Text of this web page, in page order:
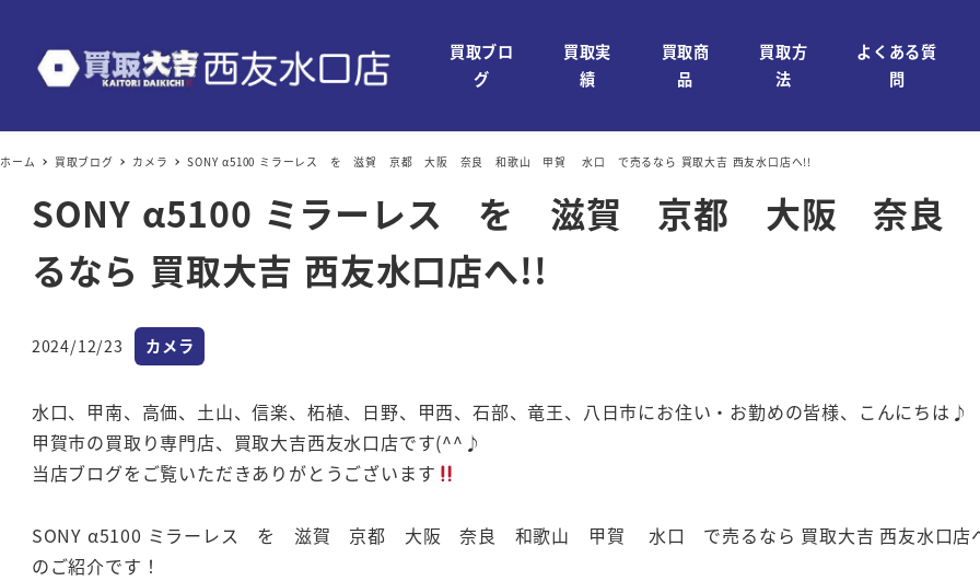
買取ブロ
グ
買取実
績
買取商
品
買取方
法
よくある質
問
ホーム 買取ブログ カメラ SONY α5100 ミラーレス を 滋賀 京都 大阪 奈良 和歌山 甲賀 水口 で売るなら 買取大吉 西友水口店へ!!
SONY α5100 ミラーレス を 滋賀 京都 大阪 奈
るなら 買取大吉 西友水口店へ!!
投稿日
2024/12/23 カテゴリー
カメラ
水口、甲南、高価、土山、信楽、柘植、日野、甲西、石部、竜王、八日市にお住い・お勤めの皆様、こんにちは♪
甲賀市の買取り専門店、買取大吉西友水口店です(^^♪
当店ブログをご覧いただきありがとうございます
SONY α5100 ミラーレス を 滋賀 京都 大阪 奈良 和歌山 甲賀 水口 で売るなら 買取大吉 西友水口店
のご紹介です！